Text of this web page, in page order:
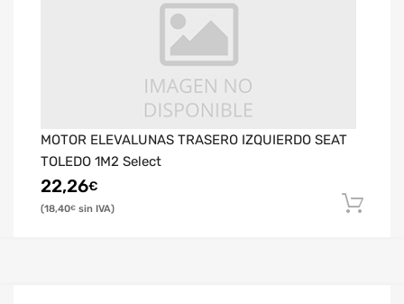
MOTOR ELEVALUNAS TRASERO IZQUIERDO SEAT
TOLEDO 1M2 Select
22,26€
18,40€